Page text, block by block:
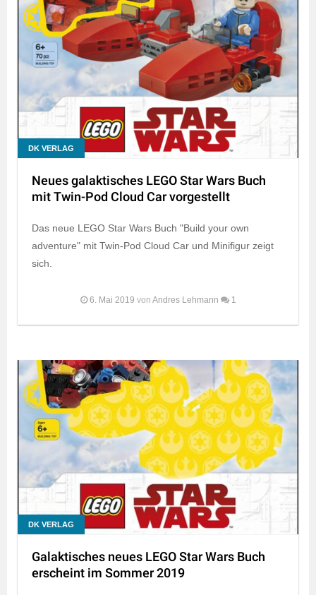
DK VERLAG
Neues galaktisches LEGO Star Wars Buch
mit Twin-Pod Cloud Car vorgestellt
Das neue LEGO Star Wars Buch "Build your own
adventure" mit Twin-Pod Cloud Car und Minifigur zeigt
sich.
6. Mai 2019 von Andres Lehmann 1
DK VERLAG
Galaktisches neues LEGO Star Wars Buch
erscheint im Sommer 2019